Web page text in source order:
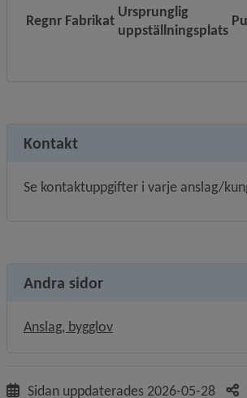
Regnr Fabrikat Ursprunglig
uppställningsplats
Kontakt
Se kontaktuppgifter i varje anslag/
Andra sidor
Anslag, bygglov
Sidan uppdaterades 2026-05-28